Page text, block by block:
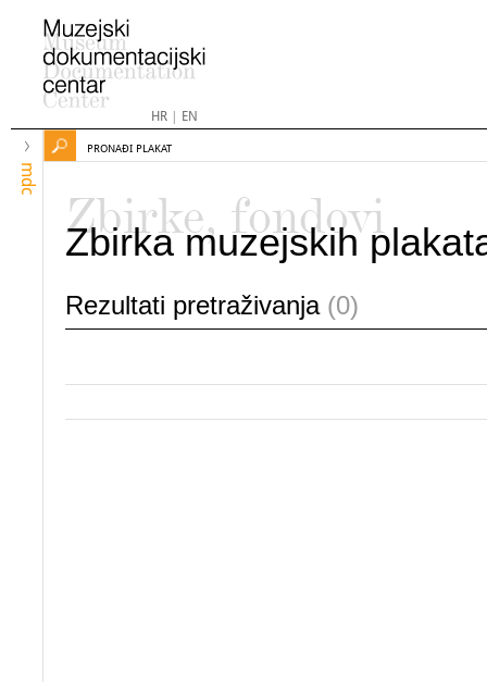
HR| EN
mdc
PRONAĐI PLAKAT
Zbirke, fondovi
Zbirka muzejskih
Rezultati pretraživanja (0)